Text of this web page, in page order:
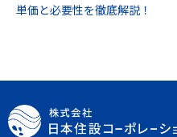
単価と必要性を徹底解説！